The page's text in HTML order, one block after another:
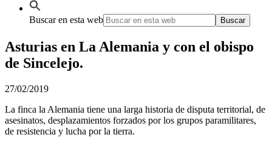
Buscar en esta web
Asturias en La Alemania y con el obispo
de Sincelejo.
27/02/2019
La finca la Alemania tiene una larga historia de disputa territorial, de
asesinatos, desplazamientos forzados por los grupos paramilitares,
de resistencia y lucha por la tierra.